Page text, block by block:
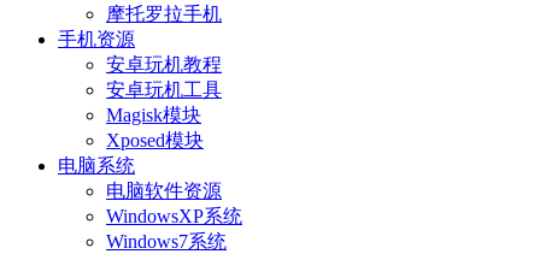
摩托罗拉手机
手机资源
安卓玩机教程
安卓玩机工具
Magisk模块
Xposed模块
电脑系统
电脑软件资源
WindowsXP系统
Windows7系统